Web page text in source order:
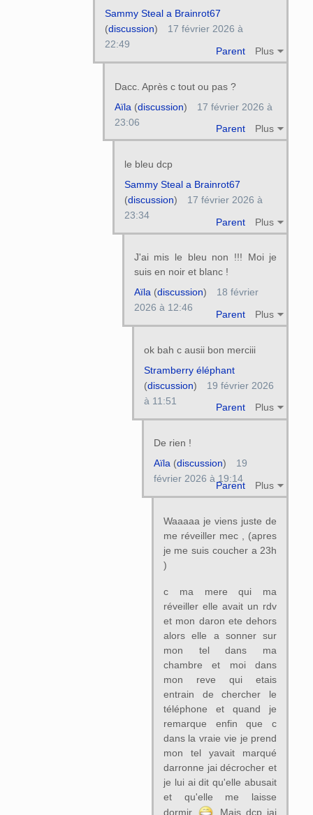
Parent Plus
Sammy Steal a Brainrot67
(discussion)
17 février 2026 à
22:49
Dacc. Après c tout ou pas ?
Parent Plus
Aïla (discussion)
17 février 2026 à
23:06
le bleu dcp
Parent Plus
Sammy Steal a Brainrot67
(discussion)
17 février 2026 à
23:34
J'ai mis le bleu non !!! Moi je
suis en noir et blanc !
Parent Plus
Aïla(discussion)
18 février
2026 à 12:46
ok bah c ausii bon merciii
Parent Plus
Stramberry éléphant
(discussion)
19 février 2026
à 11:51
De rien !
Parent Plus
Aïla (discussion)
19
février 2026 à 19:14
Waaaaa je viens juste de
me réveiller mec , (apres
je me suis coucher a 23h
)
c ma mere qui ma
réveiller elle avait un rdv
et mon daron ete dehors
alors elle a sonner sur
mon tel dans ma
chambre et moi dans
mon reve qui etais
entrain de chercher le
téléphone et quand je
remarque enfin que c
dans la vraie vie je prend
mon tel yavait marqué
darronne jai décrocher et
je lui ai dit qu'elle abusait
et qu'elle me laisse
dormir
Mais dcp jai